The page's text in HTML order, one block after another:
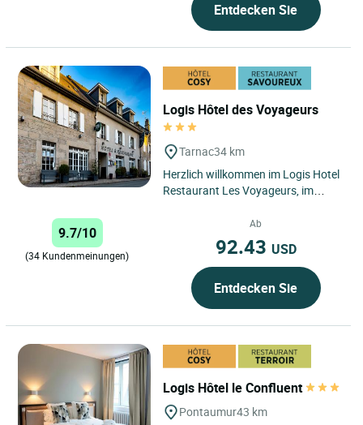
Entdecken Sie
Logis Hôtel des Voyageurs
Tarnac34 km
Herzlich willkommen im Logis Hotel
Restaurant Les Voyageurs, im
Christelle und William,...
9.7/10
(34 Kundenmeinungen)
Ab
92.43 USD
Entdecken Sie
Logis Hôtel le Confluent
Pontaumur43 km